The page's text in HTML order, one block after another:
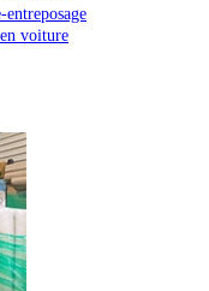
voiture